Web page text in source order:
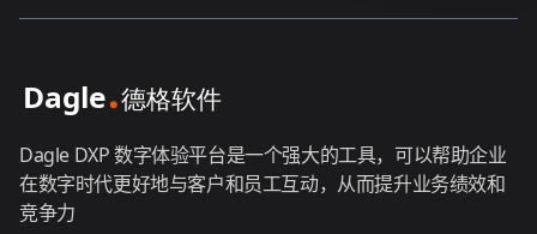
Dagle DXP 数字体验平台是一个强大的工具，可以帮助企业
在数字时代更好地与客户和员工互动，从而提升业务绩效和
竞争力